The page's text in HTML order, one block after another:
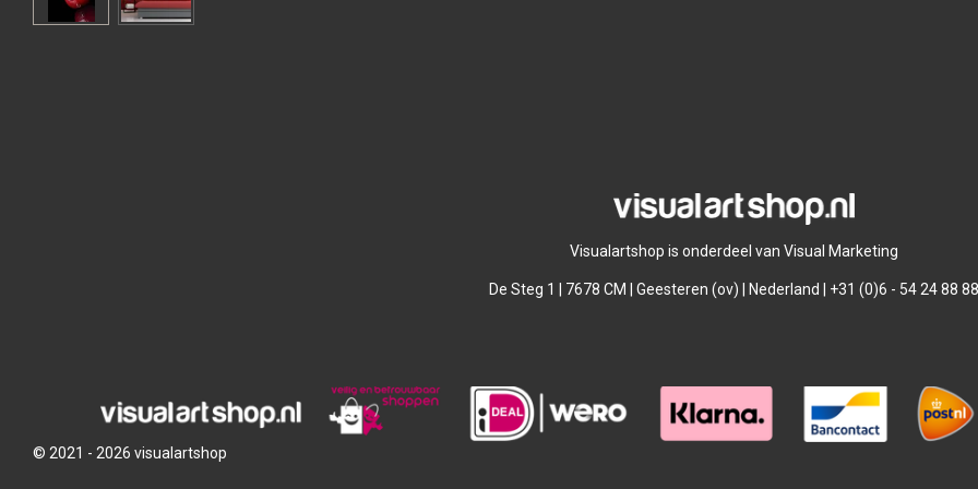
Visualartshop is onderdeel van Visual Marketing
De Steg 1 | 7678 CM | Geesteren (ov) | Nederland | +31 (0)6 - 54 24 88 88
© 2021 - 2026 visualartshop